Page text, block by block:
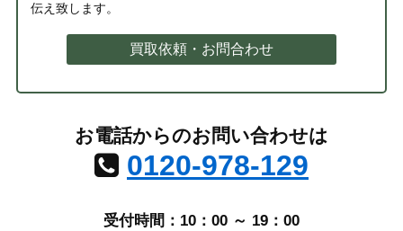
伝え致します。
買取依頼・お問合わせ
お電話からのお問い合わせは
0120-978-129
受付時間：10：00 ～ 19：00